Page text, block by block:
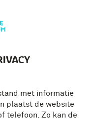
met informatie
plaatst de website
telefoon. Zo kan de
vertelt